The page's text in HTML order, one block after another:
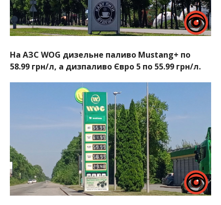
На АЗС WOG дизельне паливо Mustang+ по
58.99 грн/л, а дизпаливо Євро 5 по 55.99 грн/л.